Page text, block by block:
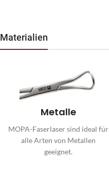
Materialien
Metalle
MOPA-Faserlaser sind ideal für
alle Arten von Metallen
geeignet.